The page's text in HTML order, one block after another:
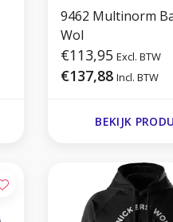
9462 Multinorm
Wol
€113,95 Excl. BTW
€137,88 Incl. BTW
BEKIJK